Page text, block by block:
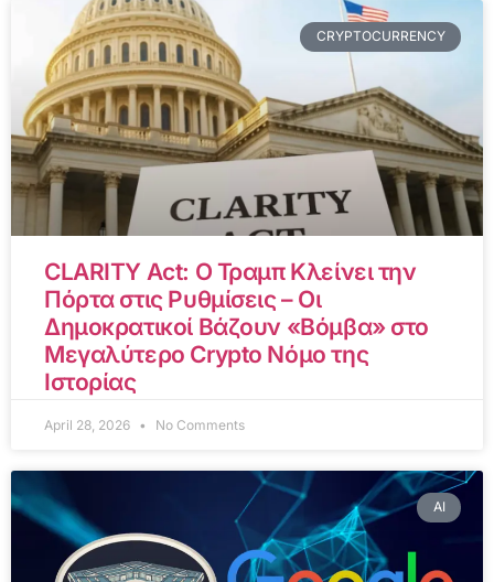
CRYPTOCURRENCY
CLARITY Act: Ο Τραμπ Κλείνει την
Πόρτα στις Ρυθμίσεις – Οι
Δημοκρατικοί Βάζουν «Βόμβα» στο
Μεγαλύτερο Crypto Νόμο της
Ιστορίας
April 28, 2026 No Comments
AI